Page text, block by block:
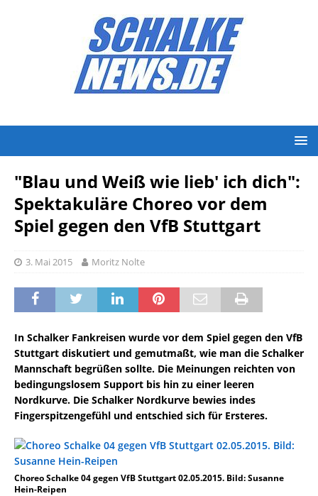
"Blau und Weiß wie lieb' ich dich":
Spektakuläre Choreo vor dem
Spiel gegen den VfB Stuttgart
3. Mai 2015 Moritz Nolte
In Schalker Fankreisen wurde vor dem Spiel gegen den VfB
Stuttgart diskutiert und gemutmaßt, wie man die Schalker
Mannschaft begrüßen sollte. Die Meinungen reichten von
bedingungslosem Support bis hin zu einer leeren
Nordkurve. Die Schalker Nordkurve bewies indes
Fingerspitzengefühl und entschied sich für Ersteres.
Choreo Schalke 04 gegen VfB Stuttgart 02.05.2015. Bild: Susanne
Hein-Reipen